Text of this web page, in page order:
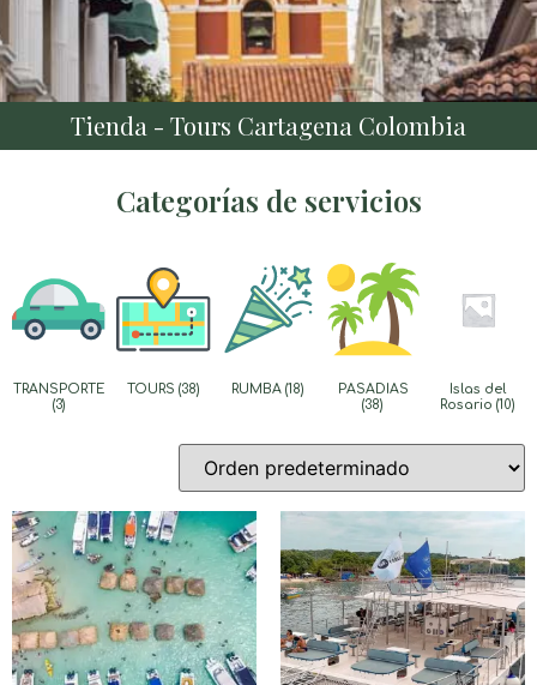
Tienda - Tours Cartagena Colombia
Categorías de servicios
TRANSPORTE
(3)
TOURS(38) RUMBA(18)
PASADIAS
(38)
Islas del
Rosario(10)